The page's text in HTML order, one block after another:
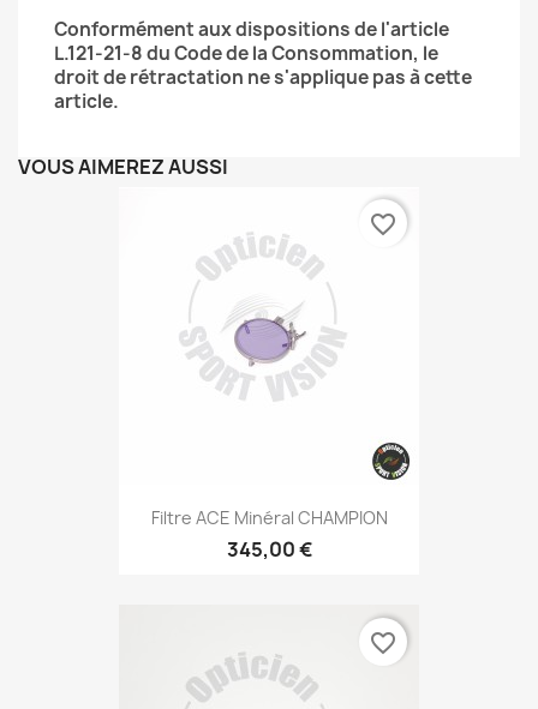
Conformément aux dispositions de l'article
L.121-21-8 du Code de la Consommation, le
droit de rétractation ne s'applique pas à cette
article.
VOUS AIMEREZ AUSSI
Filtre ACE Minéral CHAMPION
345,00 €
favorite_border
favorite_border